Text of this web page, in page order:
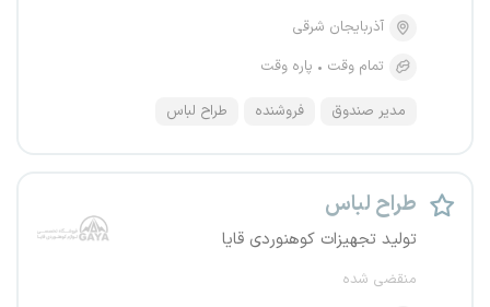
آذربایجان شرقی
تمام وقت
پاره وقت
مدیر صندوق فروشنده طراح لباس
طراح لباس
تولید تجهیزات کوهنوردی قایا
منقضی شده